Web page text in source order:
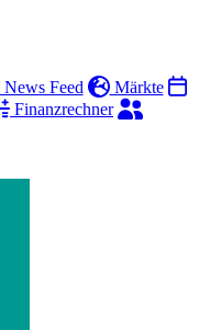
News Feed
Märkte
Finanzrechner